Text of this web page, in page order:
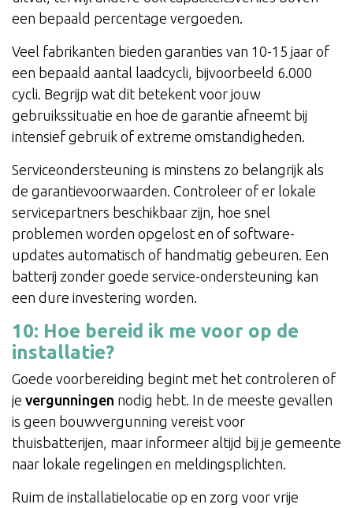
een bepaald percentage vergoeden.
Veel fabrikanten bieden garanties van 10-15 jaar of
een bepaald aantal laadcycli, bijvoorbeeld 6.000
cycli. Begrijp wat dit betekent voor jouw
gebruikssituatie en hoe de garantie afneemt bij
intensief gebruik of extreme omstandigheden.
Serviceondersteuning is minstens zo belangrijk als
de garantievoorwaarden. Controleer of er lokale
servicepartners beschikbaar zijn, hoe snel
problemen worden opgelost en of software-
updates automatisch of handmatig gebeuren. Een
batterij zonder goede service-ondersteuning kan
een dure investering worden.
10: Hoe bereid ik me voor op de
installatie?
Goede voorbereiding begint met het controleren of
je vergunningen nodig hebt. In de meeste gevallen
is geen bouwvergunning vereist voor
thuisbatterijen, maar informeer altijd bij je gemeente
naar lokale regelingen en meldingsplichten.
Ruim de installatielocatie op en zorg voor vrije